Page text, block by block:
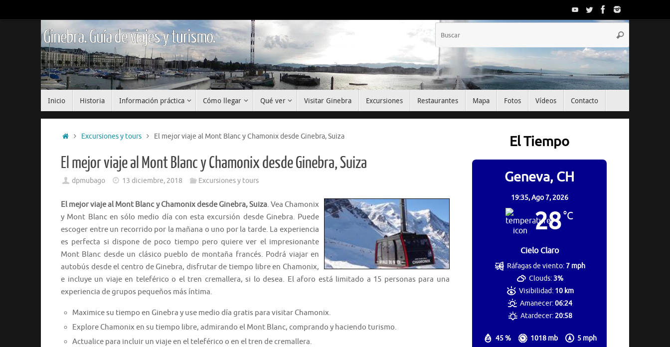
al
Ginebra. Guía de viajes y turismo. Buscar
Inicio Historia Información práctica Cómo llegar Qué ver Visitar Ginebra Excursiones Restaurantes Mapa Fotos Vídeos Contacto
InicioExcursiones y tours El mejor viaje al Mont Blanc y Chamonix desde Ginebra, Suiza
El mejor viaje al Mont Blanc y Chamonix desde Ginebra, Suiza
dpmubago 13 diciembre, 2018 Excursiones y tours
El mejor viaje al Mont Blanc y Chamonix desde Ginebra, Suiza. Vea Chamonix
y Mont Blanc en sólo medio día con esta excursión desde Ginebra. Puede
escoger entre un recorrido por la mañana o uno por la tarde. La experiencia
es perfecta si dispone de poco tiempo pero quiere ver el impresionante
Mont Blanc desde un clásico pueblo de montaña francés. Podrá viajar en
autobús desde el centro de Ginebra, disfrutar de tiempo libre en Chamonix,
e incluye un viaje en teleférico o el tren cremallera, si lo desea. El aforo está limitado a 15 personas para una
experiencia de grupos pequeños más íntima.
Maximice su tiempo en Ginebra y use medio día gratis para visitar Chamonix.
Explore Chamonix en su tiempo libre, admirando el Mont Blanc, comprando y haciendo turismo.
Actualice para incluir un viaje en el teleférico o en el tren de cremallera.
El Tiempo
Geneva, CH
19:35,Ago 7, 2026
28°C
Cielo Claro
45 % 1018 mb 5 mph
Ráfagas de viento:7 mph
Clouds:3%
Visibilidad: 10 km
Amanecer:06:24
Atardecer:20:58